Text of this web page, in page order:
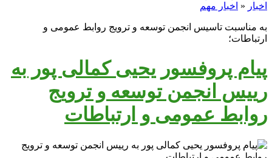
اخبار « اخبار مهم
به مناسبت تاسیس انجمن توسعه و ترویج روابط عمومی و
ارتباطات؛
پیام پروفسور یحیی کمالی پور به
رییس انجمن توسعه و ترویج
روابط عمومی و ارتباطات